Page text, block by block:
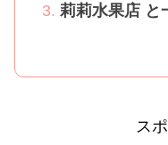
莉莉水果店 と
ス